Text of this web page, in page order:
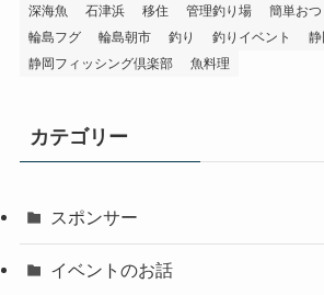
深海魚
石津浜 移住 管理釣り場 簡単お
輪島フグ
輪島朝市 釣り 釣りイベント
静
静岡フィッシング倶楽部
魚料理
カテゴリー
スポンサー
イベントのお話